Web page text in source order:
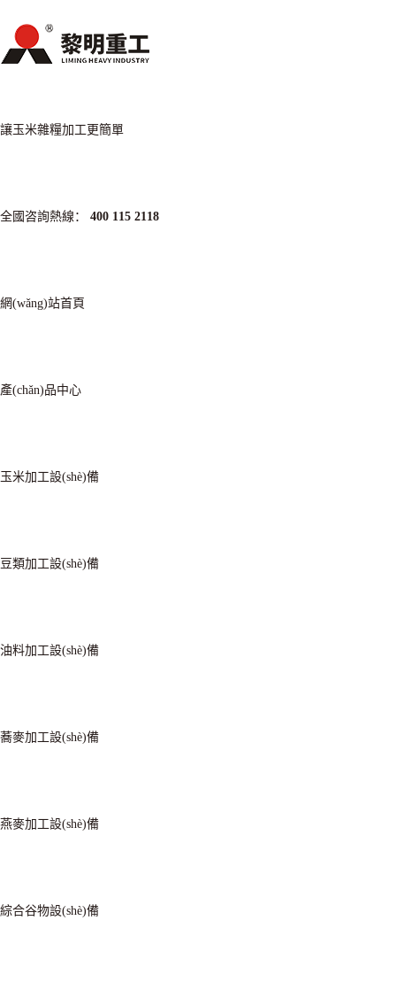
讓玉米雜糧加工更簡單
全國咨詢熱線： 400 115 2118
網(wǎng)站首頁
產(chǎn)品中心
玉米加工設(shè)備
豆類加工設(shè)備
油料加工設(shè)備
蕎麥加工設(shè)備
燕麥加工設(shè)備
綜合谷物設(shè)備